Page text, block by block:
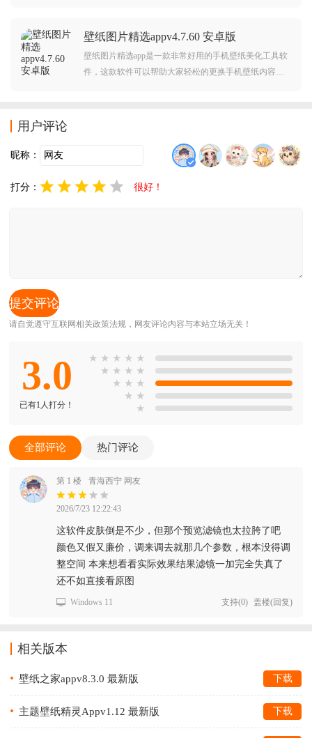
兴趣的朋友欢迎大家通过本网站来下载使用吧。
壁纸图片精选appv4.7.60 安卓版
壁纸图片精选app是一款非常好用的手机壁纸美化工具软
件，这款软件可以帮助大家轻松的更换手机壁纸内容，
用户评论
昵称：
打分： 很好！
请自觉遵守互联网相关政策法规，网友评论内容与本站立场无关！
3.0
已有1人打分！
★ ★ ★ ★ ★
★ ★ ★ ★
★ ★ ★
★ ★
★
全部评论 热门评论
第 1 楼 青海西宁 网友
2026/7/23 12:22:43
这软件皮肤倒是不少，但那个预览滤镜也太拉胯了吧
颜色又假又廉价，调来调去就那几个参数，根本没得调
整空间 本来想看看实际效果结果滤镜一加完全失真了
还不如直接看原图
Windows 11 支持(0) 盖楼(回复)
相关版本
壁纸之家appv8.3.0 最新版 下载
主题壁纸精灵Appv1.12 最新版 下载